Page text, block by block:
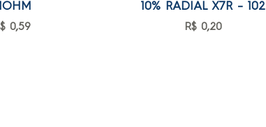
0,59
10% RADIAL X7R – 102
R$ 0,20